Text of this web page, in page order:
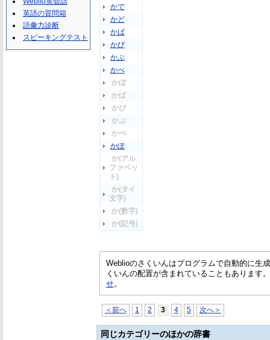
かで
かど
かば
かび
かぶ
かべ
かぼ
かぱ
かぴ
かぷ
かぺ
かぽ
か(アル
ファベッ
ト)
か(タイ
文字)
か(数字)
か(記号)
Weblioのさくいんはプログラムで自動的に生
くいんの配置が含まれていることもあります
せ。
＜前へ 1 2 3 4 5 次へ＞
同じカテゴリーのほかの辞書
英語の質問箱
語彙力診断
スピーキングテスト